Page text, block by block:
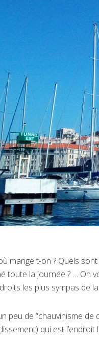
mange t-on ? Quels
toute la journée ? … On
les plus sympas de
peu de “chauvinisme
qui est